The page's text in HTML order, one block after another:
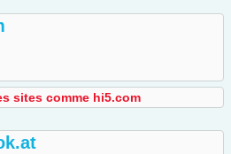
sites comme hi5.com